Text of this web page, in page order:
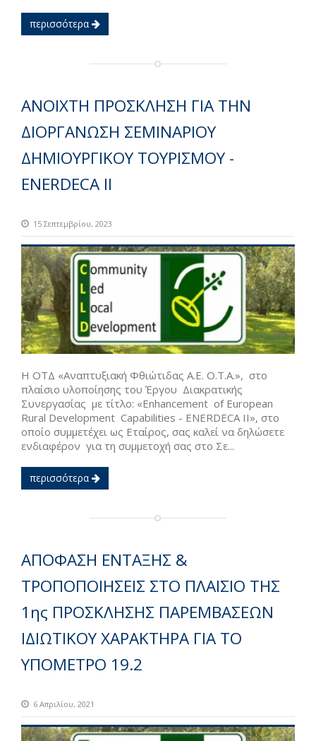
περισσότερα
ΑΝΟΙΧΤΗ ΠΡΟΣΚΛΗΣΗ ΓΙΑ ΤΗΝ
ΔΙΟΡΓΑΝΩΣΗ ΣΕΜΙΝΑΡΙΟΥ
ΔΗΜΙΟΥΡΓΙΚΟΥ ΤΟΥΡΙΣΜΟΥ -
ENERDECA II
15 Σεπτεμβρίου, 2023
Η ΟΤΔ «Αναπτυξιακή Φθιώτιδας Α.Ε. Ο.Τ.Α.», στο
πλαίσιο υλοποίησης του Έργου Διακρατικής
Συνεργασίας με τίτλο: «Enhancement of European
Rural Development Capabilities - ENERDECA II», στο
οποίο συμμετέχει ως Εταίρος, σας καλεί να δηλώσετε
ενδιαφέρον για τη συμμετοχή σας στο Σε...
περισσότερα
ΑΠΟΦΑΣΗ ΕΝΤΑΞΗΣ &
ΤΡΟΠΟΠΟΙΗΣΕΙΣ ΣΤΟ ΠΛΑΙΣΙΟ ΤΗΣ
1ης ΠΡΟΣΚΛΗΣΗΣ ΠΑΡΕΜΒΑΣΕΩΝ
ΙΔΙΩΤΙΚΟΥ ΧΑΡΑΚΤΗΡΑ ΓΙΑ ΤΟ
ΥΠΟΜΕΤΡΟ 19.2
6 Απριλίου, 2021